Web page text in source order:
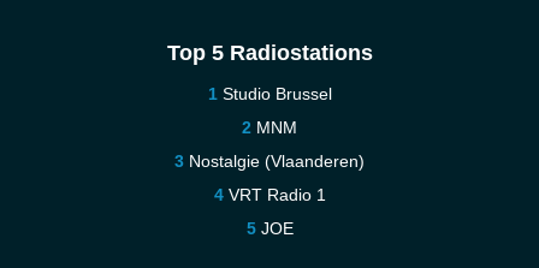
Top 5 Radiostations
Studio Brussel
MNM
Nostalgie (Vlaanderen)
VRT Radio 1
JOE